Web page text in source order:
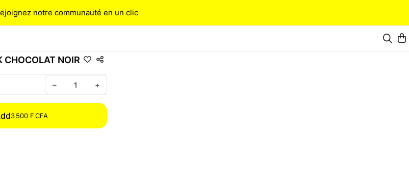
notre communauté en un clic
CHOCOLAT NOIR
– +
3 500 F CFA